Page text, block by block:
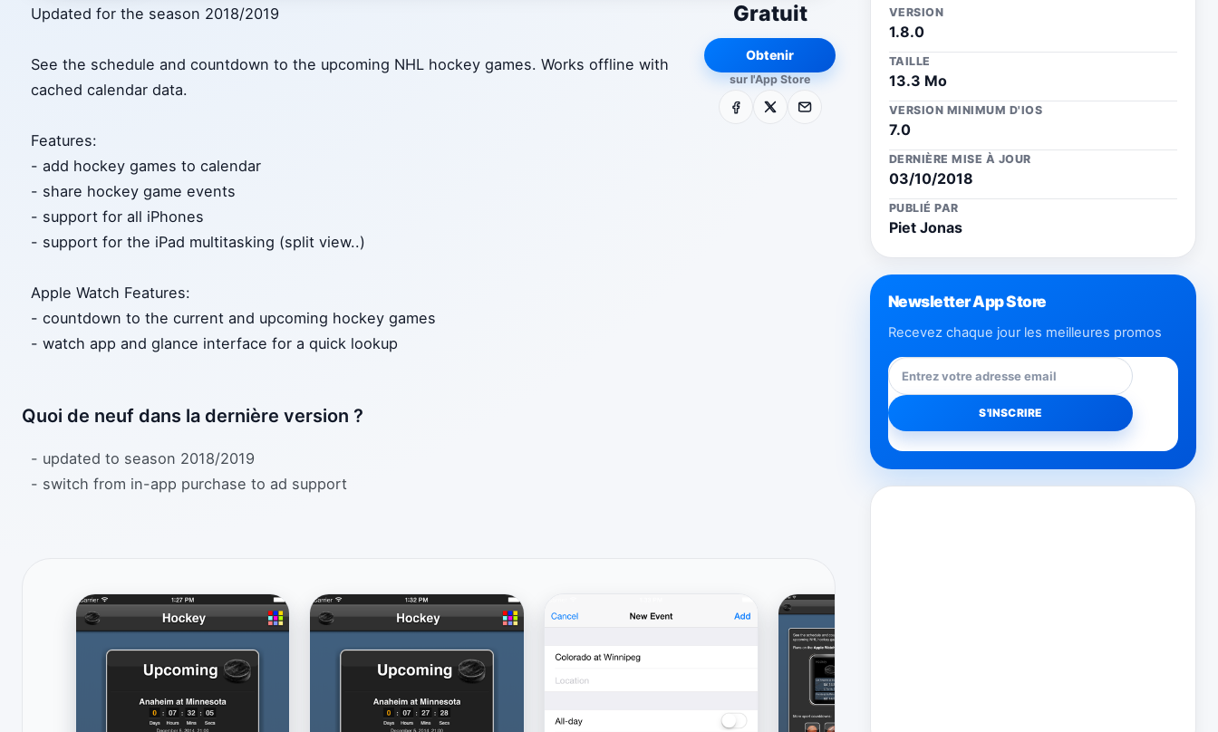
Gratuit
Obtenir
sur l'App Store
Facebook E-mail
Updated for the season 2018/2019
See the schedule and countdown to the upcoming NHL hockey games. Works offline with
cached calendar data.
Features:
- add hockey games to calendar
- share hockey game events
- support for all iPhones
- support for the iPad multitasking (split view..)
Apple Watch Features:
- countdown to the current and upcoming hockey games
- watch app and glance interface for a quick lookup
Quoi de neuf dans la dernière version ?
- updated to season 2018/2019
- switch from in-app purchase to ad support
VERSION
1.8.0
TAILLE
13.3 Mo
VERSION MINIMUM D'IOS
7.0
DERNIÈRE MISE À JOUR
03/10/2018
PUBLIÉ PAR
Piet Jonas
Newsletter App Store
Recevez chaque jour les meilleures promos